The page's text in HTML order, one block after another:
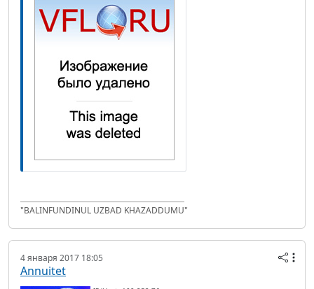
"BALINFUNDINUL UZBAD KHAZADDUMU"
4 января 2017 18:05
Annuitet